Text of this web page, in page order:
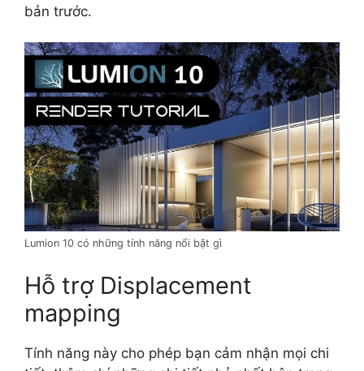
bản trước.
Lumion 10 có những tính năng nổi bật gì
Hỗ trợ Displacement
mapping
Tính năng này cho phép bạn cảm nhận mọi chi